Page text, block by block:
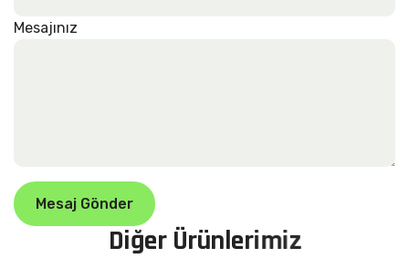
Mesajınız
Mesaj Gönder
Diğer Ürünlerimiz